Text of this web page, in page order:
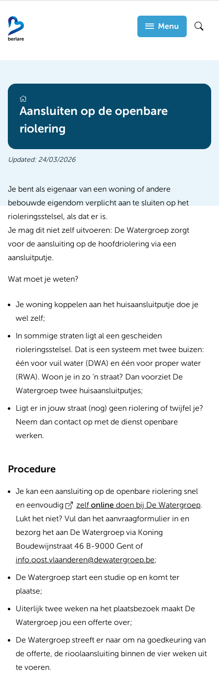
en
naar
Menu
openbare werken
Aansluiten op de openbare
riolering
Updated: 24/03/2026
Je bent als eigenaar van een woning of andere
bebouwde eigendom verplicht aan te sluiten op het
rioleringsstelsel, als dat er is.
Je mag dit niet zelf uitvoeren: De Watergroep zorgt
voor de aansluiting op de hoofdriolering via een
aansluitputje.
Wat moet je weten?
Je woning koppelen aan het huisaansluitputje doe je
wel zelf;
In sommige straten ligt al een gescheiden
rioleringsstelsel. Dat is een systeem met twee buizen:
één voor vuil water (DWA) en één voor proper water
(RWA). Woon je in zo ’n straat? Dan voorziet De
Watergroep twee huisaansluitputjes;
Ligt er in jouw straat (nog) geen riolering of twijfel je?
Neem dan contact op met de dienst openbare
werken.
Procedure
Je kan een aansluiting op de openbare riolering snel
en eenvoudig
zelfonline doen bij De Watergroep.
Lukt het niet? Vul dan het aanvraagformulier in en
bezorg het aan De Watergroep via Koning
Boudewijnstraat 46 B-9000 Gent of
info.oost.vlaanderen@dewatergroep.be;
De Watergroep start een studie op en komt ter
plaatse;
Uiterlijk twee weken na het plaatsbezoek maakt De
Watergroep jou een offerte over;
De Watergroep streeft er naar om na goedkeuring van
de offerte, de rioolaansluiting binnen de vier weken uit
te voeren.